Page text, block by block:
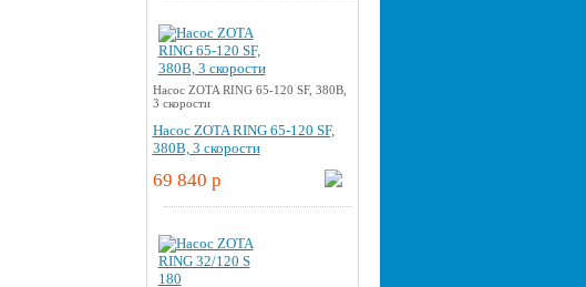
Насос ZOTA RING 65-120 SF, 380В,
3 скорости
Насос ZOTA RING 65-120 SF,
380В, 3 скорости
69 840 p